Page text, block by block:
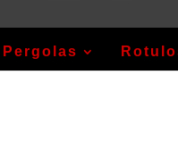
Pergolas